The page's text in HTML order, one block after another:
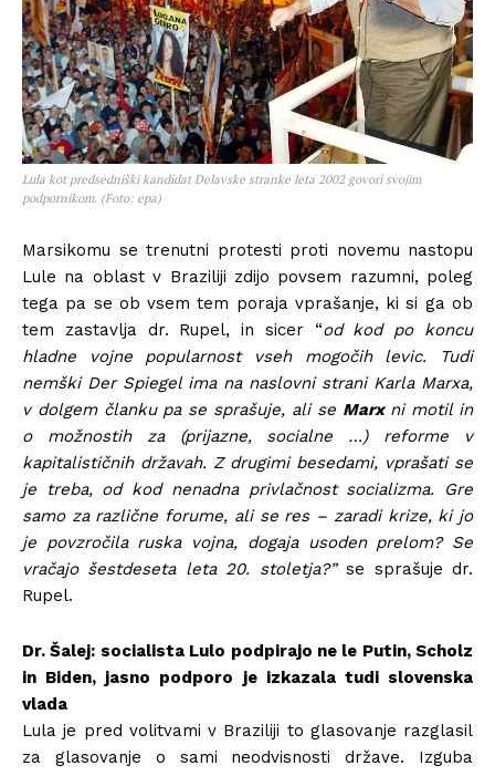
Lula kot predsedniški kandidat Delavske stranke leta 2002 govori svojim
podpornikom. (Foto: epa)
Marsikomu se trenutni protesti proti novemu nastopu
Lule na oblast v Braziliji zdijo povsem razumni, poleg
tega pa se ob vsem tem poraja vprašanje, ki si ga ob
tem zastavlja dr. Rupel, in sicer “od kod po koncu
hladne vojne popularnost vseh mogočih levic. Tudi
nemški Der Spiegel ima na naslovni strani Karla Marxa,
v dolgem članku pa se sprašuje, ali se Marxni motil in
o možnostih za (prijazne, socialne …) reforme v
kapitalističnih državah. Z drugimi besedami, vprašati se
je treba, od kod nenadna privlačnost socializma. Gre
samo za različne forume, ali se res – zaradi krize, ki jo
je povzročila ruska vojna, dogaja usoden prelom? Se
vračajo šestdeseta leta 20. stoletja?”se sprašuje dr.
Rupel.
Dr. Šalej: socialista Lulo podpirajo ne le Putin, Scholz
in Biden, jasno podporo je izkazala tudi slovenska
vlada
Lula je pred volitvami v Braziliji to glasovanje razglasil
za glasovanje o sami neodvisnosti države. Izguba